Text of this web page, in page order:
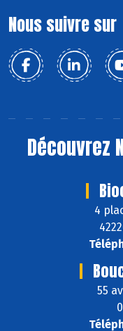
Nous suivre sur
Découvrez
4
55